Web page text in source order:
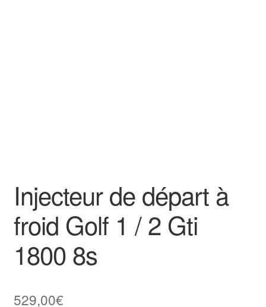
Injecteur de départ à
froid Golf 1 / 2 Gti
1800 8s
529,00€